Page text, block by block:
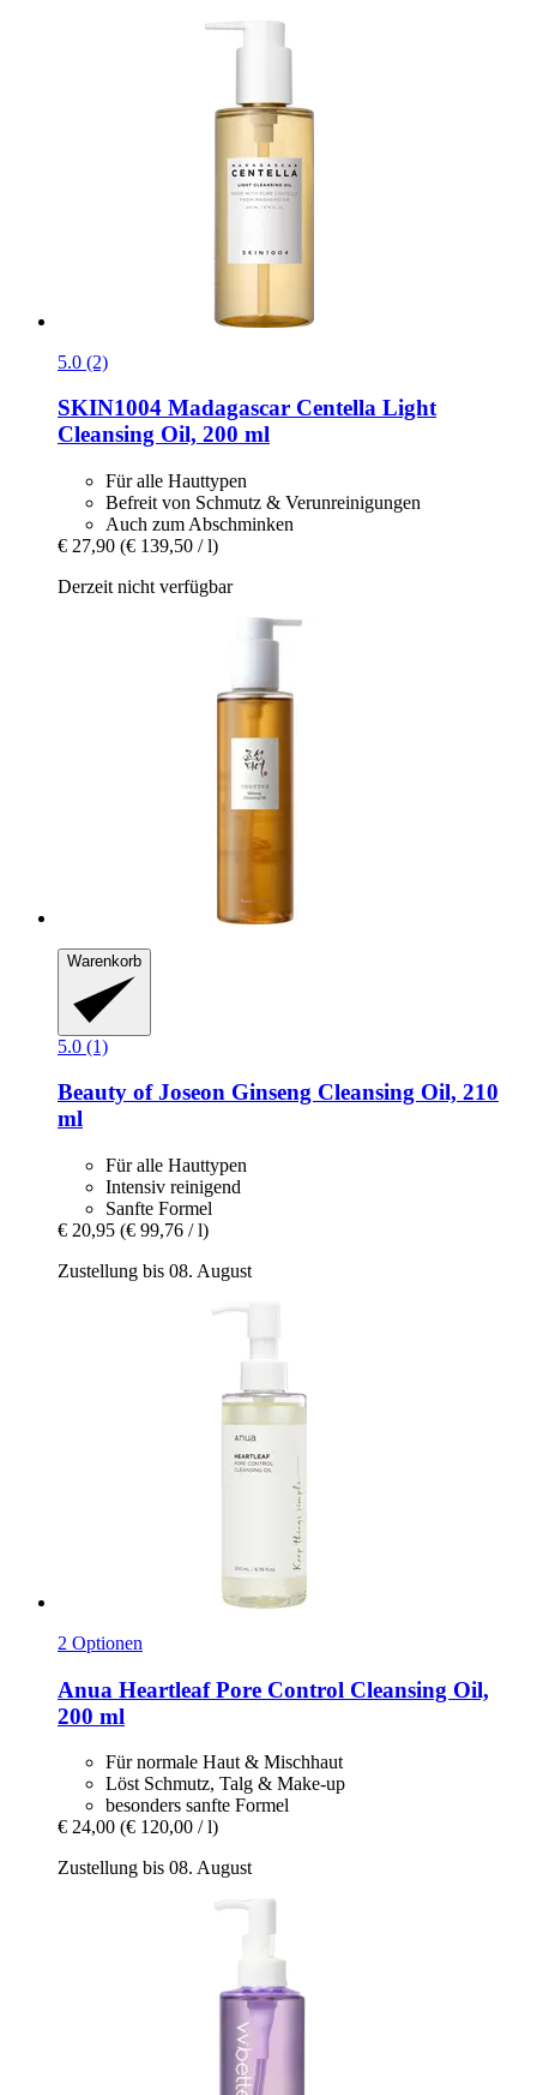
5.0 (2)
SKIN1004 Madagascar Centella Light
Cleansing Oil, 200 ml
Für alle Hauttypen
Befreit von Schmutz & Verunreinigungen
Auch zum Abschminken
€ 27,90 (€ 139,50 / l)
Derzeit nicht verfügbar
Warenkorb
5.0 (1)
Beauty of Joseon Ginseng Cleansing Oil, 210
ml
Für alle Hauttypen
Intensiv reinigend
Sanfte Formel
€ 20,95 (€ 99,76 / l)
Zustellung bis 08. August
2 Optionen
Anua Heartleaf Pore Control Cleansing Oil,
200 ml
Für normale Haut & Mischhaut
Löst Schmutz, Talg & Make-up
besonders sanfte Formel
€ 24,00 (€ 120,00 / l)
Zustellung bis 08. August